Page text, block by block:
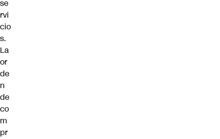
se
rvi
cio
s.
La
or
de
n
de
co
m
pr